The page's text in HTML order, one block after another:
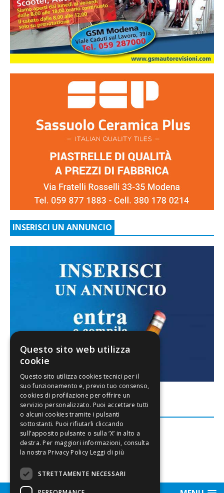
INSERISCI UN ANNUNCIO
FACEBOOK
Questo sito web utilizza
cookie
Leggi di più
STRETTAMENTE NECESSARI